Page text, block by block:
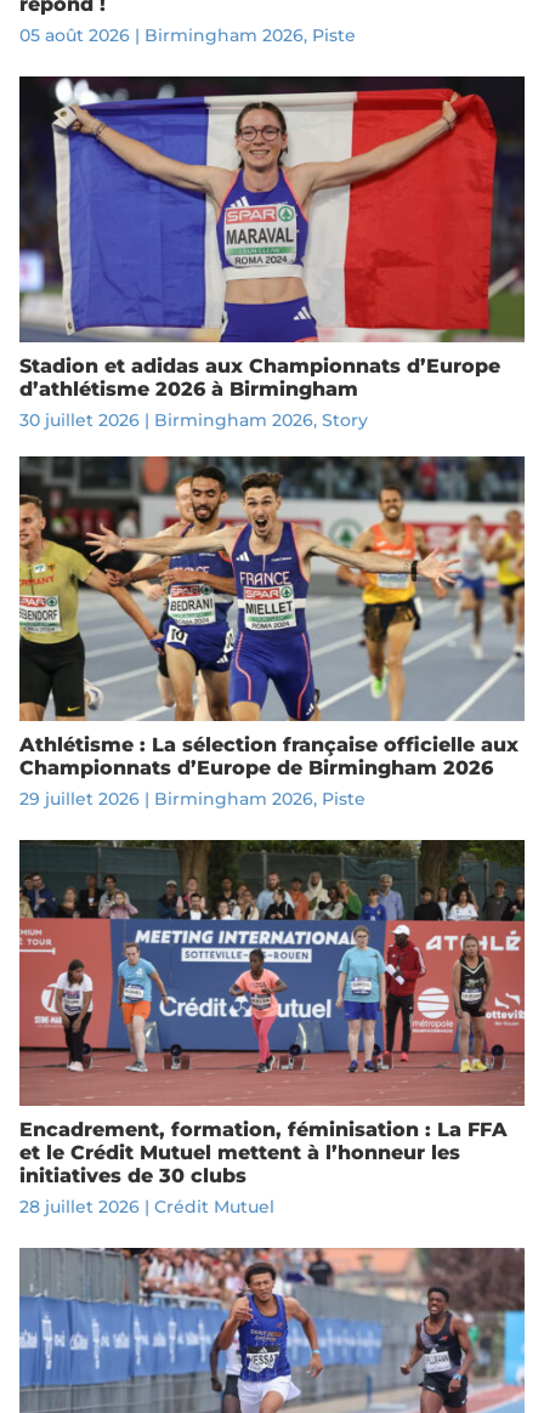
05 août 2026| Birmingham 2026, Piste
Stadion et adidas aux Championnats d’Europe
d’athlétisme 2026 à Birmingham
30 juillet 2026| Birmingham 2026, Story
Athlétisme : La sélection française officielle aux
Championnats d’Europe de Birmingham 2026
29 juillet 2026| Birmingham 2026, Piste
Encadrement, formation, féminisation : La FFA
et le Crédit Mutuel mettent à l’honneur les
initiatives de 30 clubs
28 juillet 2026| Crédit Mutuel